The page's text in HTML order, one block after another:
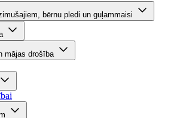
bērnu pledi un guļammaisi
mājas drošība